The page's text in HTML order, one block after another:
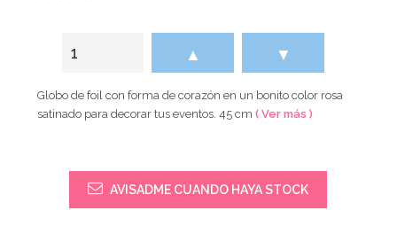
▲ ▼
Globo de foil con forma de corazón en un bonito color rosa
satinado para decorar tus eventos. 45 cm( Ver más )
AVISADME CUANDO HAYA STOCK